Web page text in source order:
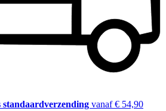
vanaf € 54,90